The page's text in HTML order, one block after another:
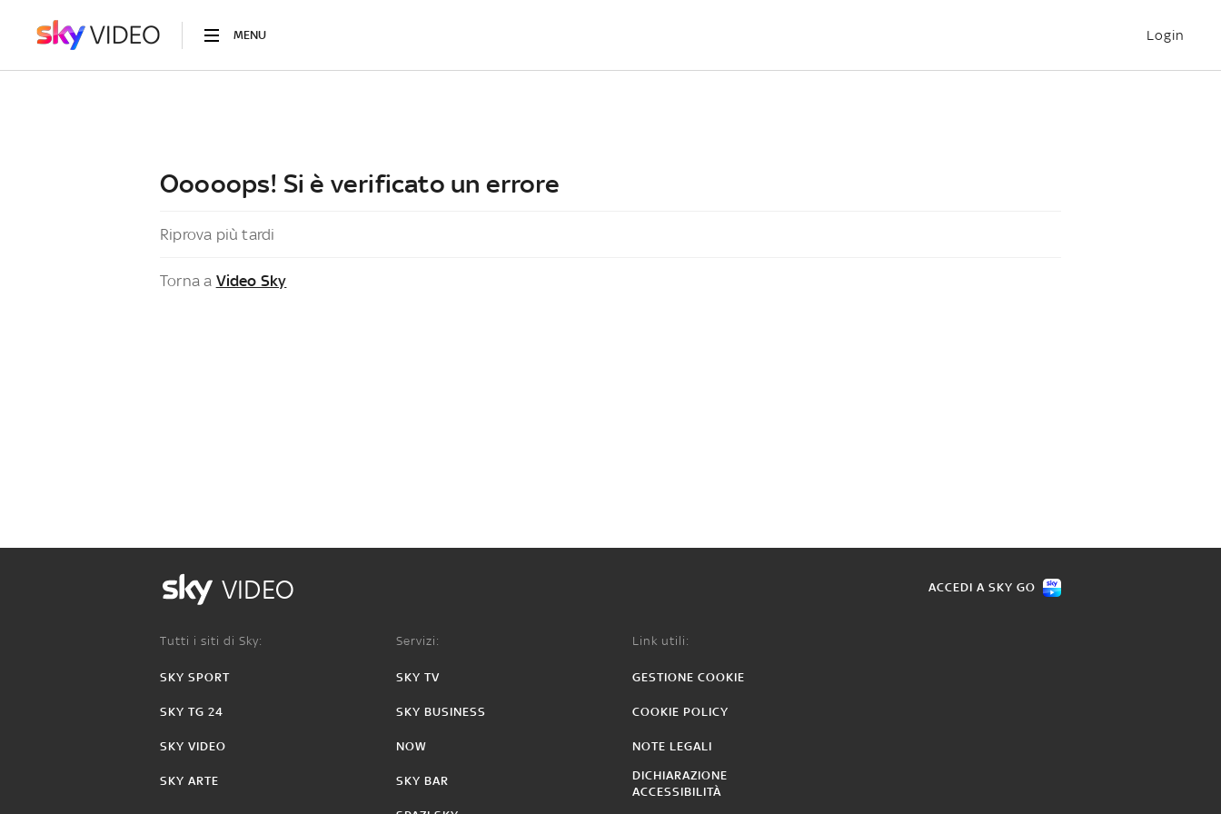
MENU Login
Ooooops! Si è verificato un errore
Riprova più tardi
Torna a Video Sky
VIDEO ACCEDI A SKY GO
Tutti i siti di Sky:
SKY SPORT
SKY TG 24
SKY VIDEO
SKY ARTE
Servizi:
SKY TV
SKY BUSINESS
NOW
SKY BAR
Link utili:
GESTIONE COOKIE
COOKIE POLICY
NOTE LEGALI
DICHIARAZIONE
ACCESSIBILITÀ